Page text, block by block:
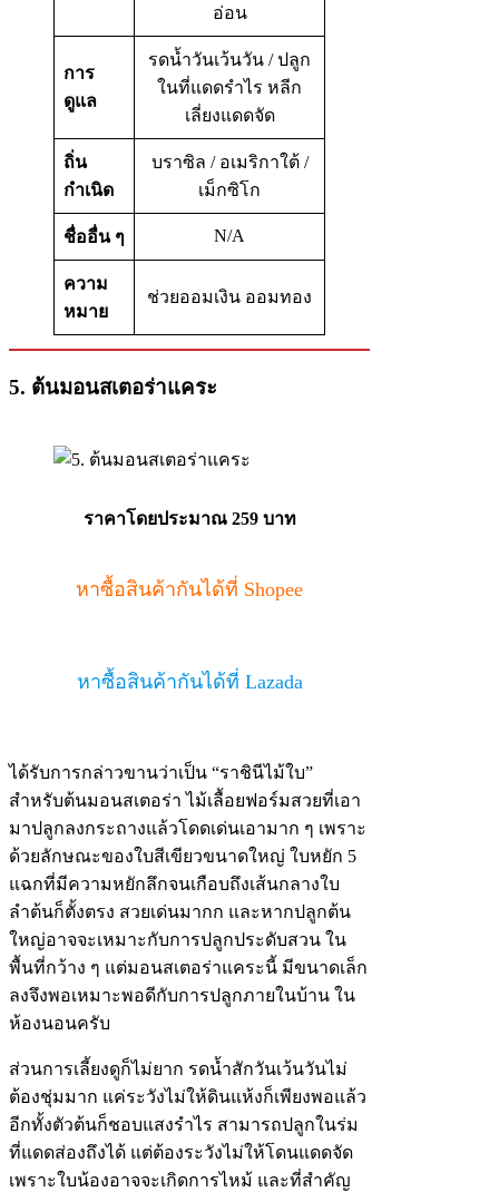
อ่อน
การ
ดูแล
รดน้ำวันเว้นวัน / ปลูก
ในที่แดดรำไร หลีก
เลี่ยงแดดจัด
ถิ่น
กำเนิด
บราซิล / อเมริกาใต้ /
เม็กซิโก
ชื่ออื่น ๆ N/A
ความ
หมาย
ช่วยออมเงิน ออมทอง
5. ต้นมอนสเตอร่าแคระ
ราคาโดยประมาณ 259 บาท
หาซื้อสินค้ากันได้ที่ Shopee
หาซื้อสินค้ากันได้ที่ Lazada
ได้รับการกล่าวขานว่าเป็น “ราชินีไม้ใบ”
สำหรับต้นมอนสเตอร่า ไม้เลื้อยฟอร์มสวยที่เอา
มาปลูกลงกระถางแล้วโดดเด่นเอามาก ๆ เพราะ
ด้วยลักษณะของใบสีเขียวขนาดใหญ่ ใบหยัก 5
แฉกที่มีความหยักลึกจนเกือบถึงเส้นกลางใบ
ลำต้นก็ตั้งตรง สวยเด่นมากก และหากปลูกต้น
ใหญ่อาจจะเหมาะกับการปลูกประดับสวน ใน
พื้นที่กว้าง ๆ แต่มอนสเตอร่าแคระนี้ มีขนาดเล็ก
ลงจึงพอเหมาะพอดีกับการปลูกภายในบ้าน ใน
ห้องนอนครับ
ส่วนการเลี้ยงดูก็ไม่ยาก รดน้ำสักวันเว้นวันไม่
ต้องชุ่มมาก แค่ระวังไม่ให้ดินแห้งก็เพียงพอแล้ว
อีกทั้งตัวต้นก็ชอบแสงรำไร สามารถปลูกในร่ม
ที่แดดส่องถึงได้ แต่ต้องระวังไม่ให้โดนแดดจัด
เพราะใบน้องอาจจะเกิดการไหม้ และที่สำคัญ